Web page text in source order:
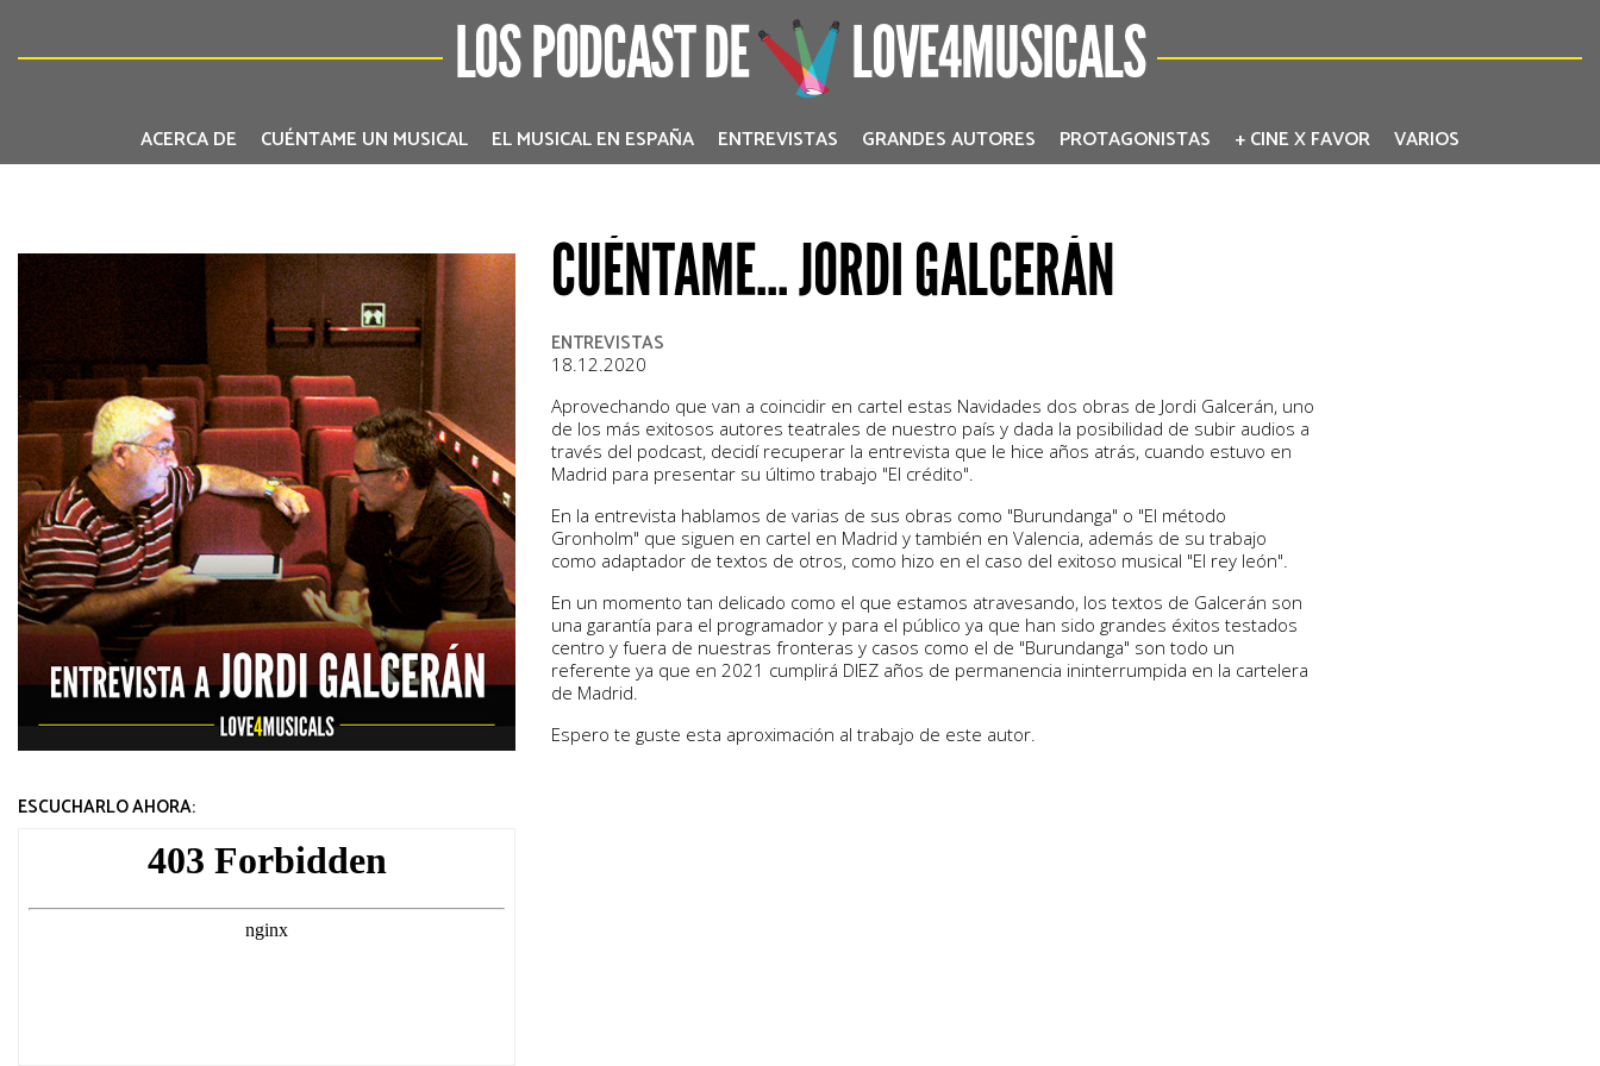
LOS PODCAST DE LOVE4MUSICALS
ACERCA DE CUÉNTAME UN MUSICAL EL MUSICAL EN ESPAÑA ENTREVISTAS GRANDES AUTORES PROTAGONISTAS + CINE X FAVOR VARIOS
ESCUCHARLO AHORA:
CUÉNTAME... JORDI GALCERÁN
ENTREVISTAS
18.12.2020
Aprovechando que van a coincidir en cartel estas Navidades dos obras de Jordi Galcerán, uno
de los más exitosos autores teatrales de nuestro país y dada la posibilidad de subir audios a
través del podcast, decidí recuperar la entrevista que le hice años atrás, cuando estuvo en
Madrid para presentar su último trabajo "El crédito".
En la entrevista hablamos de varias de sus obras como "Burundanga" o "El método
Gronholm" que siguen en cartel en Madrid y también en Valencia, además de su trabajo
como adaptador de textos de otros, como hizo en el caso del exitoso musical "El rey león".
En un momento tan delicado como el que estamos atravesando, los textos de Galcerán son
una garantía para el programador y para el público ya que han sido grandes éxitos testados
centro y fuera de nuestras fronteras y casos como el de "Burundanga" son todo un
referente ya que en 2021 cumplirá DIEZ años de permanencia ininterrumpida en la cartelera
de Madrid.
Espero te guste esta aproximación al trabajo de este autor.